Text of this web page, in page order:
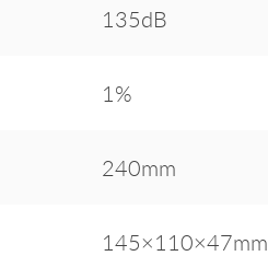
135dB
1%
240mm
145×110×47mm